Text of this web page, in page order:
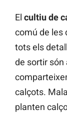
El cultiu de
comú de les
tots els
de sortir són
calçots.
planten